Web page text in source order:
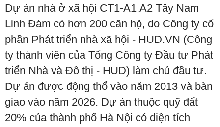
Dự án nhà ở xã hội CT1-A1,A2 Tây Nam
Linh Đàm có hơn 200 căn hộ, do Công ty cổ
phần Phát triển nhà xã hội - HUD.VN (Công
ty thành viên của Tổng Công ty Đầu tư Phát
triển Nhà và Đô thị - HUD) làm chủ đầu tư.
Dự án được động thổ vào năm 2013 và bàn
giao vào năm 2026. Dự án thuộc quỹ đất
20% của thành phố Hà Nội có diện tích